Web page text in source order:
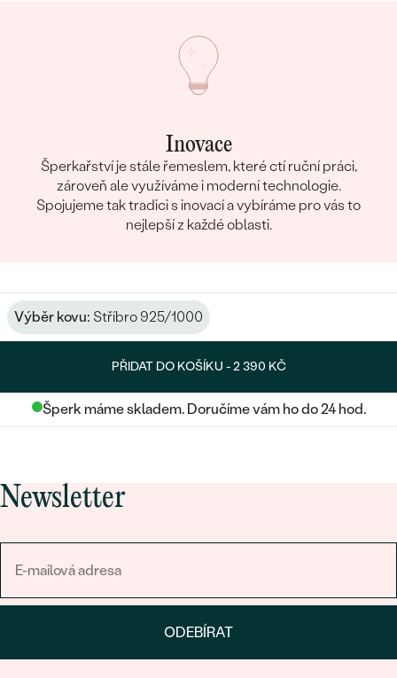
Inovace
Šperkařství je stále řemeslem, které ctí ruční práci,
zároveň ale využíváme i moderní technologie.
Spojujeme tak tradici s inovací a vybíráme pro vás to
nejlepší z každé oblasti.
Výběr kovu: Stříbro 925/1000
PŘIDAT DO KOŠÍKU -2 390 KČ
Šperk máme skladem. Doručíme vám ho do 24 hod.
Newsletter
ODEBÍRAT